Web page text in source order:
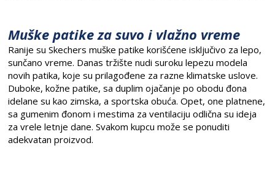
Muške patike za suvo i vlažno vreme
Ranije su Skechers muške patike korišćene isključivo za lepo,
sunčano vreme. Danas tržište nudi suroku lepezu modela
novih patika, koje su prilagođene za razne klimatske uslove.
Duboke, kožne patike, sa duplim ojačanje po obodu đona
idelane su kao zimska, a sportska obuća. Opet, one platnene,
sa gumenim đonom i mestima za ventilaciju odlična su ideja
za vrele letnje dane. Svakom kupcu može se ponuditi
adekvatan proizvod.